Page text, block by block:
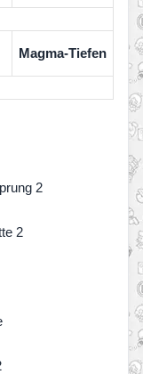
Magma-Tiefen
2
2